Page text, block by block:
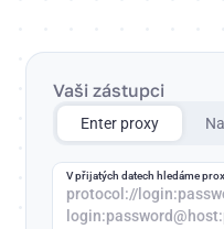
Vaši zástupci
Enter proxy
V přijatých datech hledáme
protocol://